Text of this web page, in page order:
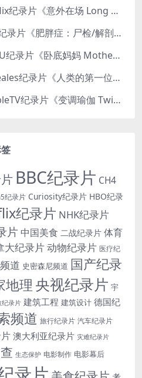
Netflix纪录片《意外在场 Long Shot 2017》英语中字 720P/NKV/1.06GB 美国谋杀误判案件
BBC纪录片《肥胖症：尸检/解剖肥胖 Obesity: The Post Mortem 2016》英语中英双字 无水印纯净版 1080P/MKV/1.03G
HULU纪录片《卧底妈妈 Mother Undercover 2023》全4集 英语中英双字 官方纯净版 1080P/MKV/7.6G 拯救孩子
Boreales纪录片《人类的第一位动物朋友：人类和狗的神奇故事 Man’s First Friend 2018》英语中英双字 1080P/MP4/1.8G 狗的神奇故事
AppleTV纪录片《变调瑜伽 Twisted Yoga 2026》全3集 英语中英双字 无水印纯净版 1080P/MKV/10G 瑜伽大师背后的真相
BBC纪录片 CH4
纪录片 Curiosity纪录片 HBO纪录
纪录片 NHK纪录片
片 中国美食 二战纪录片 体育
大纪录片动物纪录片 医疗纪
道 史密森尼频道 国产纪录
地理 央视纪录片 宇
纪录片 建筑工程 建筑设计 德国纪
频道 旅行纪录片 汽车纪录片
澳大利亚纪录片 灾难纪录片
生态保护 电影制作 电影幕后